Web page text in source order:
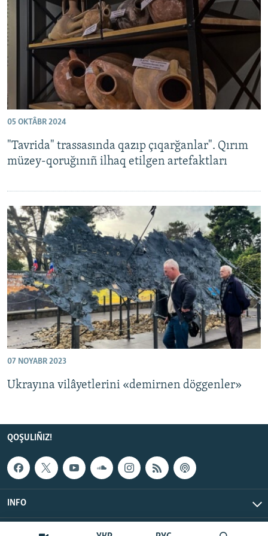
Русский
Українською
QOŞULIÑIZ!
05 OKTÂBR 2024
"Tavrida" trassasında qazıp çıqarğanlar". Qırım
müzey-qoruğınıñ ilhaq etilgen artefaktları
07 NOYABR 2023
Ukrayına vilâyetlerini «demirnen döggenler»
QOŞULIÑIZ!
INFO